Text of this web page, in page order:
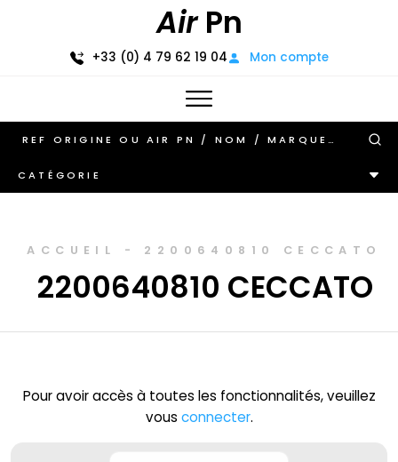
AirPn
+33 (0) 4 79 62 19 04 Mon compte
CATÉGORIE
ACCUEIL - 2200640810 CECCATO
2200640810 CECCATO
Pour avoir accès à toutes les fonctionnalités, veuillez
vous connecter.